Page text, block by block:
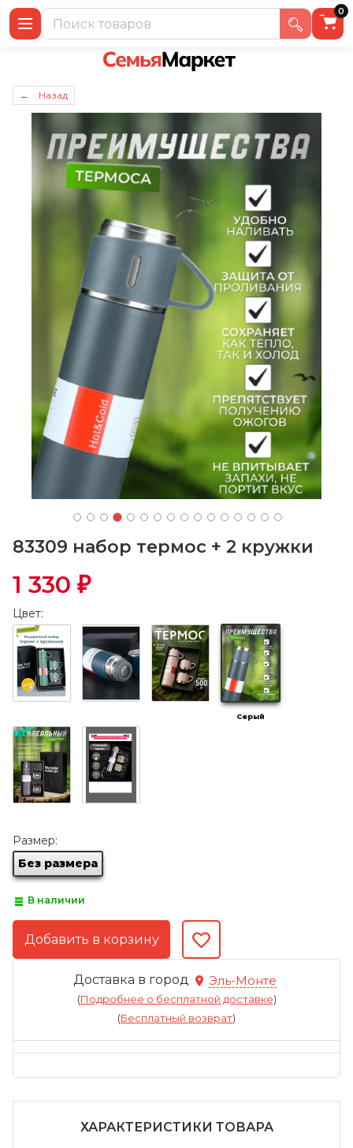
0
← Назад
83309 набор термос + 2 кружки
1 330 ₽
Цвет:
Серый
Размер:
Без размера
В наличии
Доставка в город Эль-Монте
(Подробнее о бесплатной доставке)
(Бесплатный возврат)
ХАРАКТЕРИСТИКИ ТОВАРА